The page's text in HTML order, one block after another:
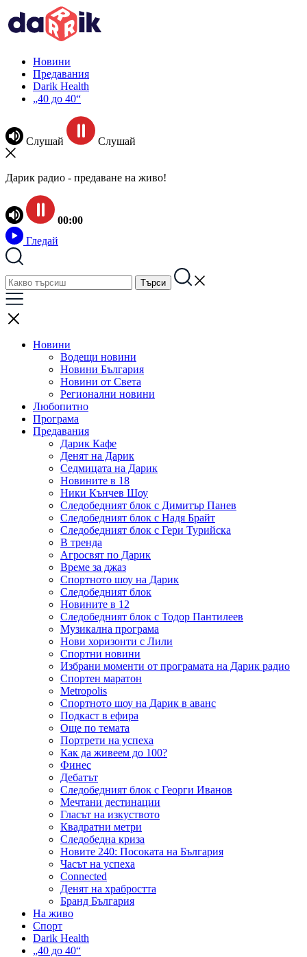
Новини
Предавания
Darik Health
„40 до 40“
Слушай Слушай
Дарик радио - предаване на живо!
00:00
Гледай
Новини
Водещи новини
Новини България
Новини от Света
Регионални новини
Любопитно
Програма
Предавания
Дарик Кафе
Денят на Дарик
Седмицата на Дарик
Новините в 18
Ники Кънчев Шоу
Следобедният блок с Димитър Панев
Следобедният блок с Надя Брайт
Следобедният блок с Гери Турийска
В тренда
Агросвят по Дарик
Време за джаз
Спортното шоу на Дарик
Следобедният блок
Новините в 12
Следобедният блок с Тодор Пантилеев
Музикална програма
Нови хоризонти с Лили
Спортни новини
Избрани моменти от програмата на Дарик радио
Спортен маратон
Metropolis
Спортното шоу на Дарик в аванс
Подкаст в ефира
Още по темата
Портрети на успеха
Как да живеем до 100?
Финес
Дебатът
Следобедният блок с Георги Иванов
Мечтани дестинации
Гласът на изкуството
Квадратни метри
Следобедна криза
Новите 240: Посоката на България
Часът на успеха
Connected
Денят на храбростта
Бранд България
На живо
Спорт
Darik Health
„40 до 40“